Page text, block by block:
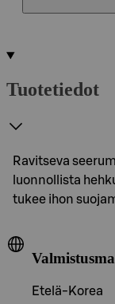
Tuotetiedot
Ravitseva
luonnollista
tukee ihon
Etelä-Korea